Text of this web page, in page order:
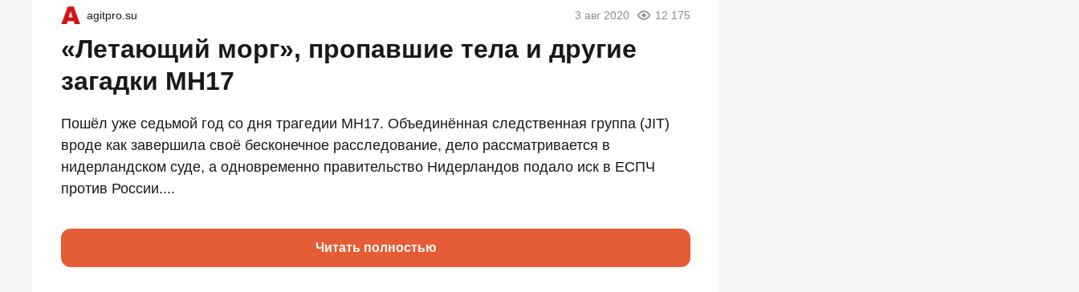
agitpro.su 3 авг 2020 12 175
«Летающий морг», пропавшие тела и другие
загадки МН17
Пошёл уже седьмой год со дня трагедии МН17. Объединённая следственная группа (JIT)
вроде как завершила своё бесконечное расследование, дело рассматривается в
нидерландском суде, а одновременно правительство Нидерландов подало иск в ЕСПЧ
против России....
Читать полностью